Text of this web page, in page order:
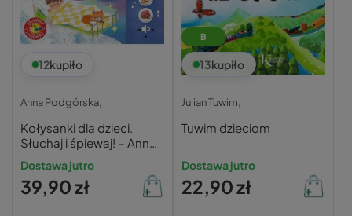
12kupiło
Anna Podgórska,
Kołysanki dla dzieci.
Słuchaj i śpiewaj! – Anna
Podgórska
Dostawa jutro
39,90 zł
B
13kupiło
Julian Tuwim,
Tuwim dzieciom
Dostawa jutro
22,90 zł